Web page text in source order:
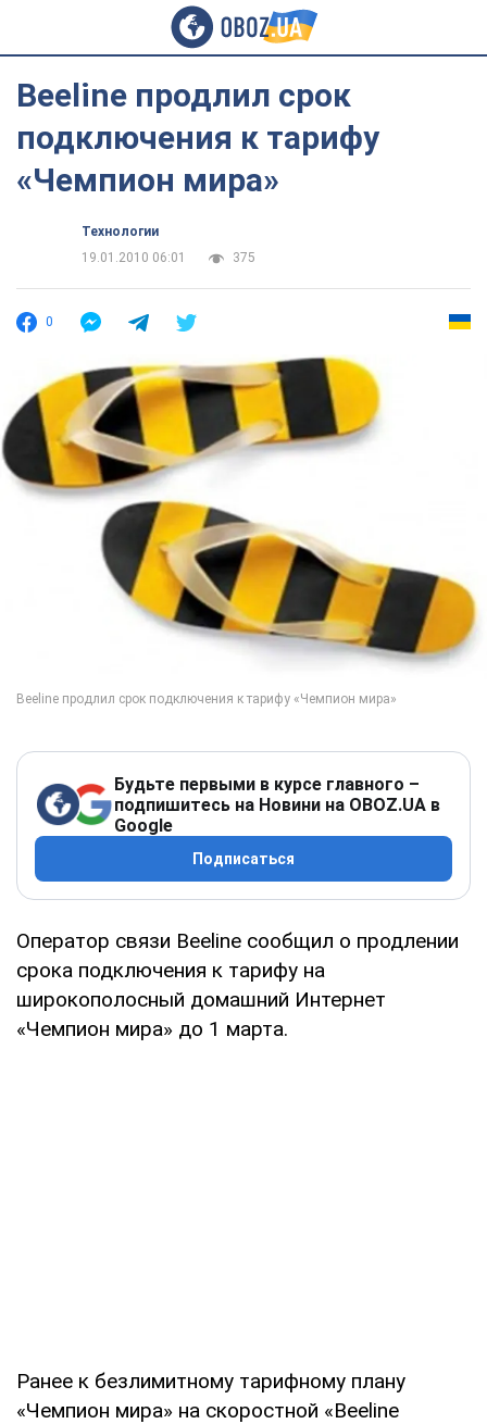
Beeline продлил срок
подключения к тарифу
«Чемпион мира»
Технологии
19.01.2010 06:01
375
0
Будьте первыми в курсе главного –
подпишитесь на Новини на OBOZ.UA в
Google
Подписаться
Оператор связи Beeline сообщил о продлении
срока подключения к тарифу на
широкополосный домашний Интернет
«Чемпион мира» до 1 марта.
Ранее к безлимитному тарифному плану
«Чемпион мира» на скоростной «Beeline